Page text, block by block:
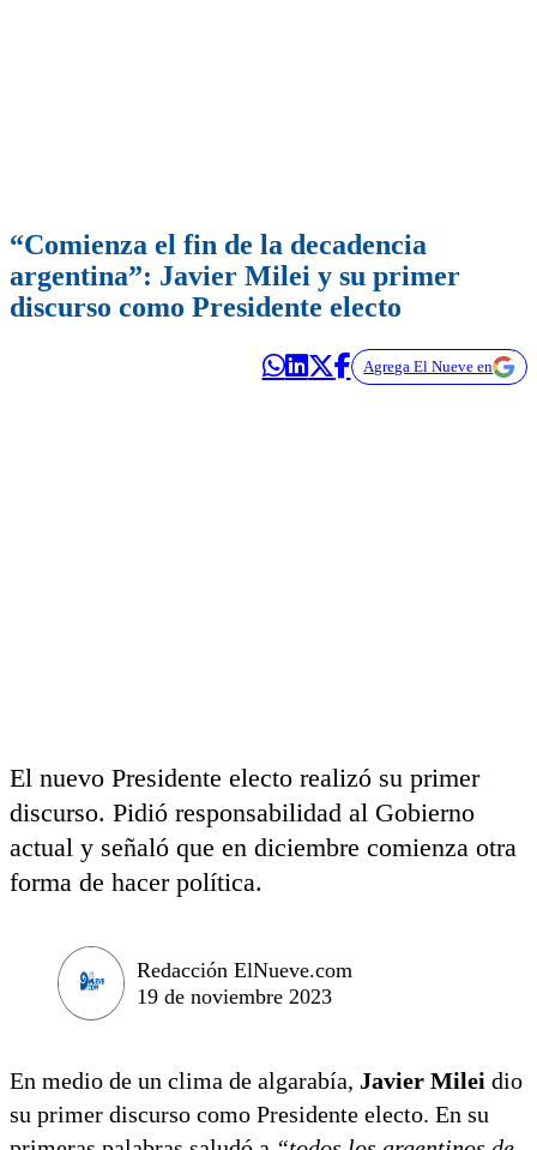
“Comienza el fin de la decadencia
argentina”: Javier Milei y su primer
discurso como Presidente electo
Agrega El Nueve en
El nuevo Presidente electo realizó su primer
discurso. Pidió responsabilidad al Gobierno
actual y señaló que en diciembre comienza otra
forma de hacer política.
Redacción ElNueve.com
19 de noviembre 2023
En medio de un clima de algarabía, Javier Milei dio
su primer discurso como Presidente electo. En su